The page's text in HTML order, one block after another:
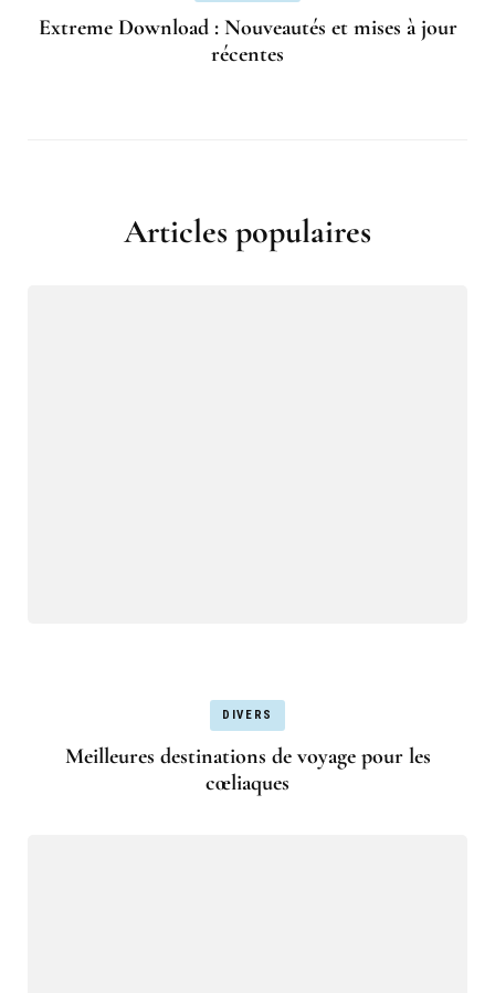
Extreme Download : Nouveautés et mises à jour
récentes
Articles populaires
DIVERS
Meilleures destinations de voyage pour les
cœliaques